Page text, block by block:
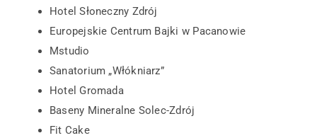
Hotel Słoneczny Zdrój
Europejskie Centrum Bajki w Pacanowie
Mstudio
Sanatorium „Włókniarz”
Hotel Gromada
Baseny Mineralne Solec-Zdrój
Fit Cake